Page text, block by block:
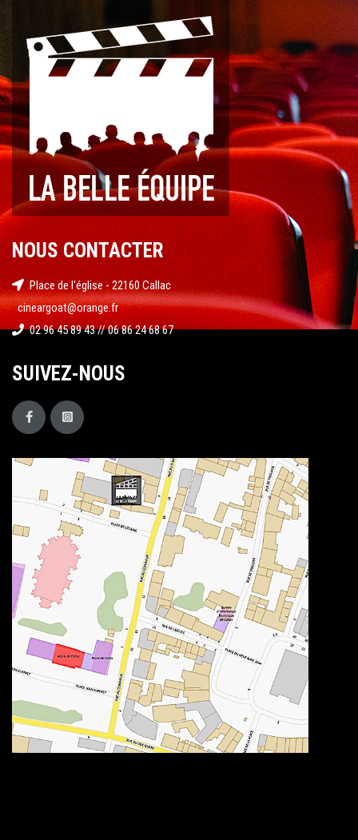
NOUS CONTACTER
Place de l'église - 22160 Callac
cineargoat@orange.fr
02 96 45 89 43 // 06 86 24 68 67
SUIVEZ-NOUS